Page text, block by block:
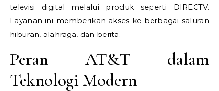
televisi digital melalui produk seperti DIRECTV.
Layanan ini memberikan akses ke berbagai saluran
hiburan, olahraga, dan berita.
Peran AT&T dalam
Teknologi Modern